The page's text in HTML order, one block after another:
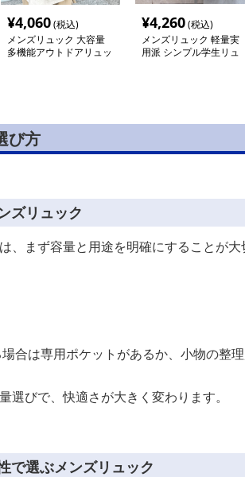
¥4,060(税込)
メンズリュック 大容量
多機能アウトドアリュッ
¥4,260(税込)
メンズリュック 軽量実
用派 シンプル学生リュ
び方
ズリュック
、まず容量と用途を明確にすることが大
合は専用ポケットがあるか、小物の整
選びで、快適さが大きく変わります。
で選ぶメンズリュック